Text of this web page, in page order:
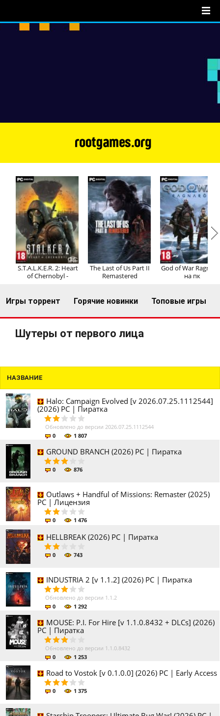
Регистрация Вход
S.T.A.L.K.E.R. 2: Heart
of Chernobyl -
The Last of Us Part II
Remastered
God of War
на пк
Игры торрент Горячие новинки Топовые игры
Шутеры от первого лица
НАЗВАНИЕ
Halo: Campaign Evolved [v 2026.07.25.1112544]
(2026) PC | Пиратка
Обновлено до версии 2026.07.25.1112544
0
1 807
GROUND BRANCH (2026) PC | Пиратка
0 876
Outlaws + Handful of Missions: Remaster (2025)
PC | Лицензия
0 1 476
HELLBREAK (2026) PC | Пиратка
0 743
INDUSTRIA 2 [v 1.1.2] (2026) PC | Пиратка
Обновлено до версии 1.1.2
0
1 292
MOUSE: P.I. For Hire [v 1.1.0.8432 + DLCs] (2026)
PC | Пиратка
Обновлено до версии 1.1.0.8432
0
1 253
Road to Vostok [v 0.1.0.0] (2026) PC | Early Access
0 1 375